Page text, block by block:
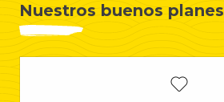
Nuestros buenos planes